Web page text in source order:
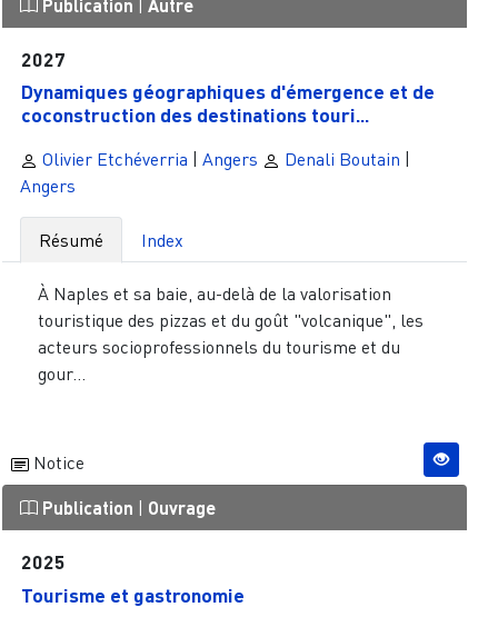
Publication Autre
2027
Dynamiques géographiques d'émergence et de
coconstruction des destinations touri...
Olivier Etchéverria Angers Denali Boutain
Angers
Résumé Index
À Naples et sa baie, au-delà de la valorisation
touristique des pizzas et du goût "volcanique", les
acteurs socioprofessionnels du tourisme et du
gour...
Notice
Publication Ouvrage
2025
Tourisme et gastronomie